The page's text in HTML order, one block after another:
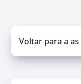
Voltar para a as